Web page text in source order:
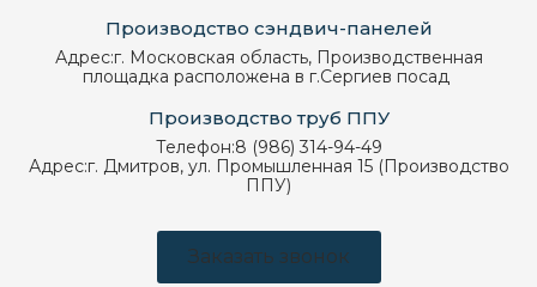
Производство сэндвич-панелей
Адрес:г. Московская область, Производственная
площадка расположена в г.Сергиев посад
Производство труб ППУ
Телефон:8 (986) 314-94-49
Адрес:г. Дмитров, ул. Промышленная 15 (Производство
ППУ)
Заказать звонок